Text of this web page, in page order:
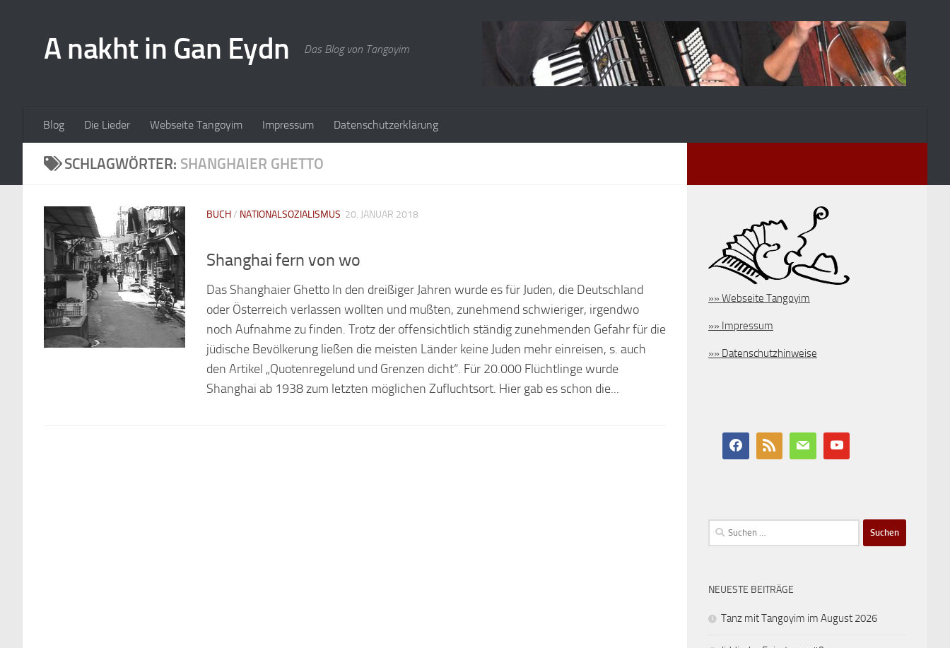
A nakht in Gan Eydn Das Blog von Tangoyim
Blog Die Lieder Webseite Tangoyim Impressum Datenschutzerklärung
SCHLAGWÖRTER: SHANGHAIER GHETTO
BUCH/ NATIONALSOZIALISMUS 20. JANUAR 2018
Shanghai fern von wo
Das Shanghaier Ghetto In den dreißiger Jahren wurde es für Juden, die Deutschland
oder Österreich verlassen wollten und mußten, zunehmend schwieriger, irgendwo
noch Aufnahme zu finden. Trotz der offensichtlich ständig zunehmenden Gefahr für die
jüdische Bevölkerung ließen die meisten Länder keine Juden mehr einreisen, s. auch
den Artikel „Quotenregelund und Grenzen dicht“. Für 20.000 Flüchtlinge wurde
Shanghai ab 1938 zum letzten möglichen Zufluchtsort. Hier gab es schon die...
»» Webseite Tangoyim
»» Impressum
»» Datenschutzhinweise
Suchen
nach:
NEUESTE BEITRÄGE
Tanz mit Tangoyim im August 2026